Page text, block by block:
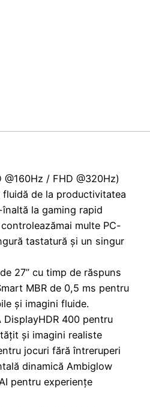
@160Hz / FHD @320Hz)
fluidă de la productivitatea
la gaming rapid
multe PC-
tastatură și un singur
27” cu timp de răspuns
MBR de 0,5 ms pentru
și imagini fluide.
DisplayHDR 400 pentru
și imagini realiste
jocuri fără întreruperi
dinamică Ambiglow
pentru experiențe